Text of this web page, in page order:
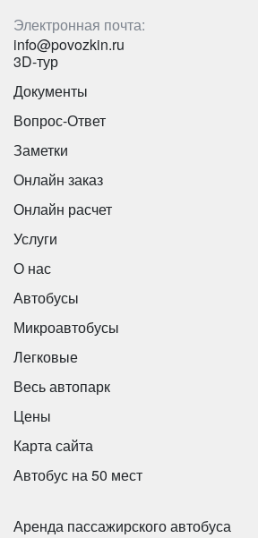
Электронная почта:
info@povozkin.ru
3D-тур
Документы
Вопрос-Ответ
Заметки
Онлайн заказ
Онлайн расчет
Услуги
О нас
Автобусы
Микроавтобусы
Легковые
Весь автопарк
Цены
Карта сайта
Автобус на 50 мест
Аренда пассажирского автобуса